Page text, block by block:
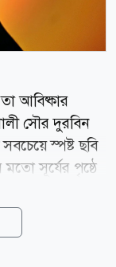
আবিষ্কার
সৌর দুরবিন
স্পষ্ট ছবি
সূর্যের পৃষ্ঠে
চলাচলের কারণে
থাকে। এই